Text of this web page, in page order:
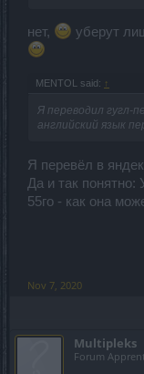
нет, уберут
MENTOL said: ↑
Я переводил гугл-
английский язык
Я перевёл в
Да и так
55го - как она
Nov 7, 2020
Multipleks
Forum